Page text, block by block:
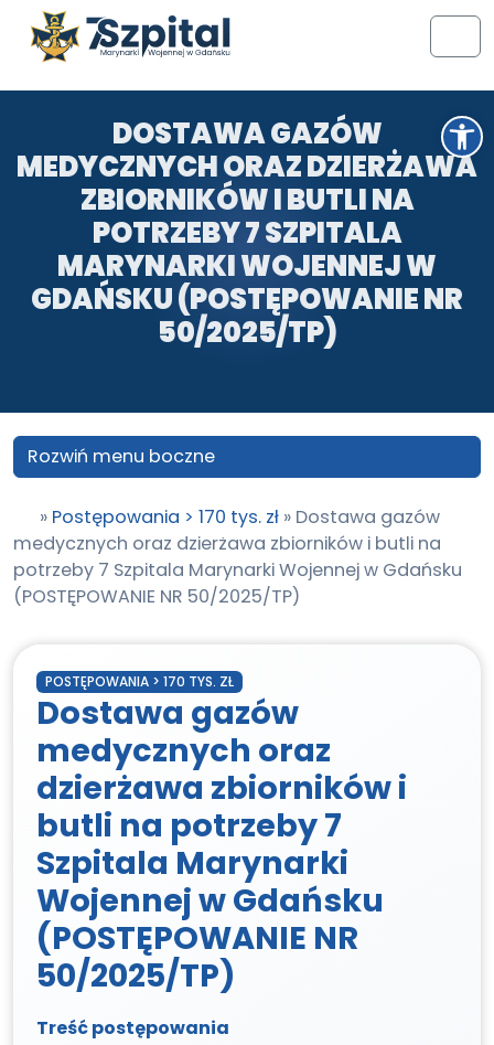
Otwórz pasek narzędzi
Przejdź do treści
Przejdź do stopki
DOSTAWA GAZÓW
MEDYCZNYCH ORAZ DZIERŻAWA
ZBIORNIKÓW I BUTLI NA
POTRZEBY 7 SZPITALA
MARYNARKI WOJENNEJ W
GDAŃSKU (POSTĘPOWANIE NR
50/2025/TP)
» Postępowania > 170 tys. zł » Dostawa gazów
medycznych oraz dzierżawa zbiorników i butli na
potrzeby 7 Szpitala Marynarki Wojennej w Gdańsku
(POSTĘPOWANIE NR 50/2025/TP)
POSTĘPOWANIA > 170 TYS. ZŁ
Dostawa gazów
medycznych oraz
dzierżawa zbiorników i
butli na potrzeby 7
Szpitala Marynarki
Wojennej w Gdańsku
(POSTĘPOWANIE NR
50/2025/TP)
Treść postępowania
Rozwiń menu boczne